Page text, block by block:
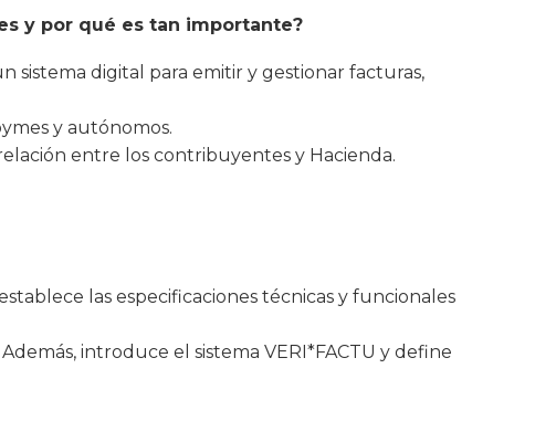
y por qué es tan importante?
sistema digital para emitir y gestionar facturas,
y autónomos.
entre los contribuyentes y Hacienda.
las especificaciones técnicas y funcionales
introduce el sistema VERI*FACTU y define